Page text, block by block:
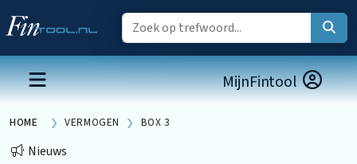
MijnFintool
HOME VERMOGEN BOX 3
Nieuws